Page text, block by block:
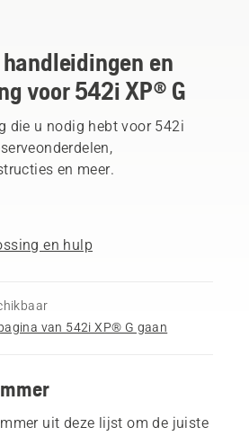
handleidingen en
voor 542i XP® G
die u nodig hebt voor 542i
en meer.
en hulp
van 542i XP® G gaan
uit deze lijst om de juiste